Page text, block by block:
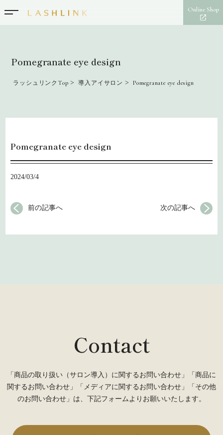
Online Shop
Pomegranate eye design
ラッシュリンクTop > 導入アイサロン > Pomegranate eye design
Pomegranate eye design
2024/03/4
前の記事へ 次の記事へ
Contact
「商品の取り扱い（サロン導入）に関するお問い合わせ」「商品に
関するお問い合わせ」「メディアに関するお問い合わせ」「その他
のお問い合わせ」は、下記フォームよりお願いいたします。